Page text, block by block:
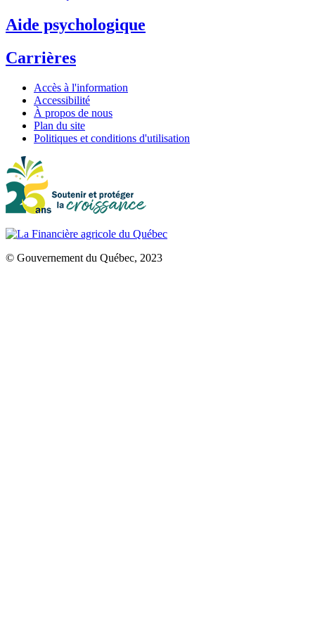
Aide psychologique
Carrières
Accès à l'information
Accessibilité
À propos de nous
Plan du site
Politiques et conditions d'utilisation
© Gouvernement du Québec, 2023